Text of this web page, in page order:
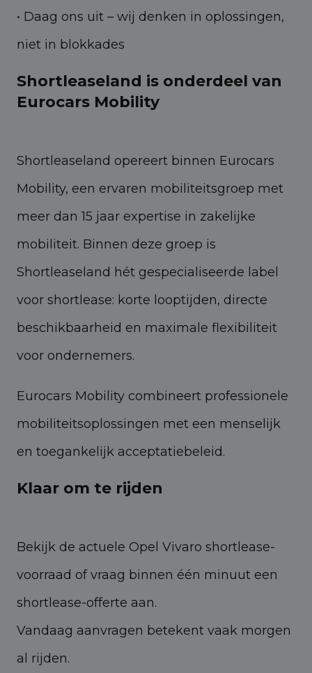
• Daag ons uit – wij denken in oplossingen,
niet in blokkades
Shortleaseland is onderdeel van
Eurocars Mobility
Shortleaseland opereert binnen Eurocars
Mobility, een ervaren mobiliteitsgroep met
meer dan 15 jaar expertise in zakelijke
mobiliteit. Binnen deze groep is
Shortleaseland hét gespecialiseerde label
voor shortlease: korte looptijden, directe
beschikbaarheid en maximale flexibiliteit
voor ondernemers.
Eurocars Mobility combineert professionele
mobiliteitsoplossingen met een menselijk
en toegankelijk acceptatiebeleid.
Klaar om te rijden
Bekijk de actuele Opel Vivaro shortlease-
voorraad of vraag binnen één minuut een
shortlease-offerte aan.
Vandaag aanvragen betekent vaak morgen
al rijden.